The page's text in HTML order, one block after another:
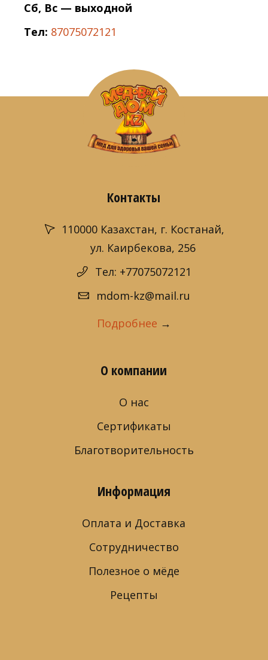
Сб, Вс — выходной
Тел: 87075072121
Контакты
110000 Казахстан, г. Костанай,
ул. Каирбекова, 256
Тел: +77075072121
mdom-kz@mail.ru
Подробнее →
О компании
О нас
Сертификаты
Благотворительность
Информация
Оплата и Доставка
Сотрудничество
Полезное о мёде
Рецепты